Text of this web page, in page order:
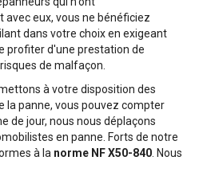
eux, vous ne bénéficiez
dans votre choix en exigeant
profiter d'une prestation de
de malfaçon.
à votre disposition des
la panne, vous pouvez compter
de jour, nous nous déplaçons
en panne. Forts de notre
à la norme NF X50-840 . Nous